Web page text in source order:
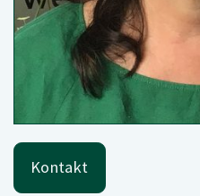
Kontakt